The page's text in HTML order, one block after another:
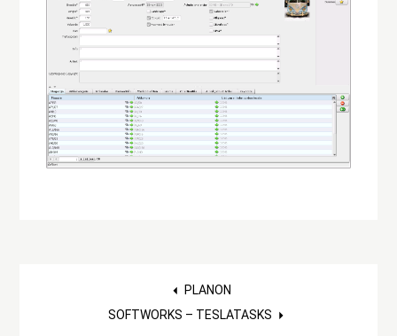
PLANON
SOFTWORKS – TESLATASKS